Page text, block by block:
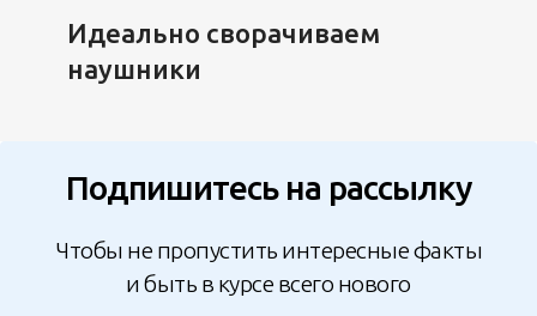
Идеально сворачиваем
наушники
Подпишитесь на рассылку
Чтобы не пропустить интересные факты
и быть в курсе всего нового